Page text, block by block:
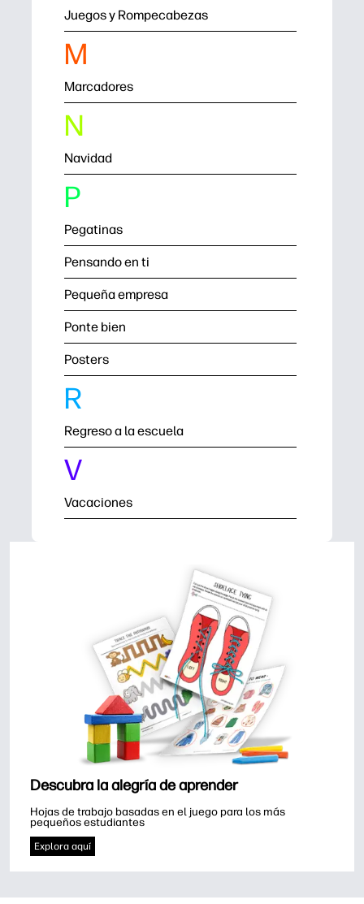
Juegos y Rompecabezas
M
Marcadores
N
Navidad
P
Pegatinas
Pensando en ti
Pequeña empresa
Ponte bien
Posters
R
Regreso a la escuela
V
Vacaciones
Descubra la alegría de aprender
Hojas de trabajo basadas en el juego para los más
pequeños estudiantes
Explora aquí